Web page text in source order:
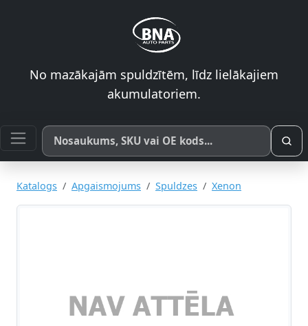
No mazākajām spuldzītēm, līdz lielākajiem
akumulatoriem.
Meklēt pēc produkta nosaukuma, SKU vai OE koda
Katalogs Apgaismojums Spuldzes Xenon